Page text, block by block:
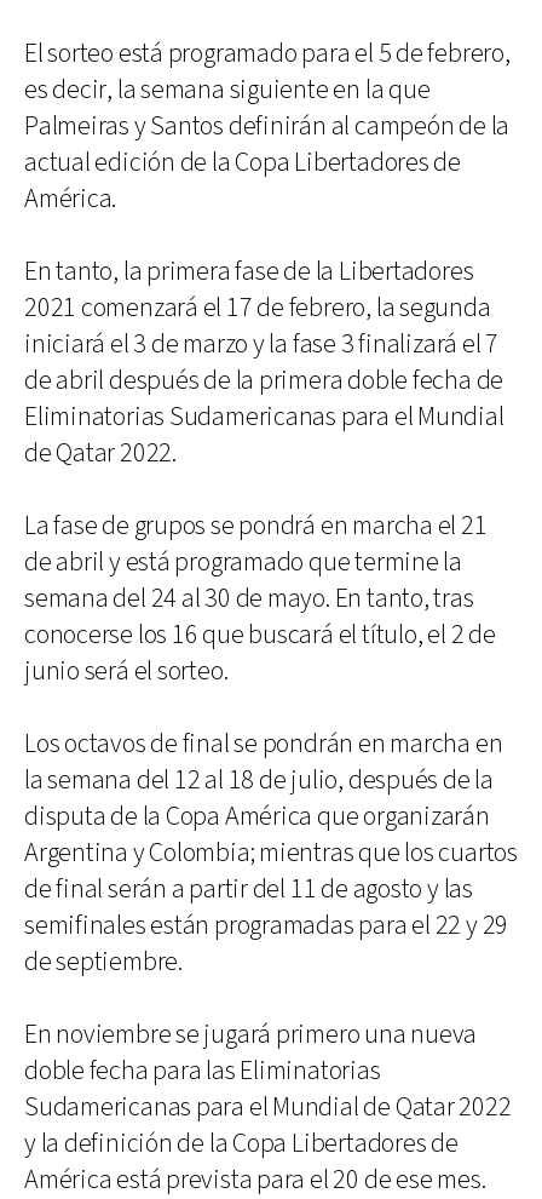
El sorteo está programado para el 5 de febrero,
es decir, la semana siguiente en la que
Palmeiras y Santos definirán al campeón de la
actual edición de la Copa Libertadores de
América.
En tanto, la primera fase de la Libertadores
2021 comenzará el 17 de febrero, la segunda
iniciará el 3 de marzo y la fase 3 finalizará el 7
de abril después de la primera doble fecha de
Eliminatorias Sudamericanas para el Mundial
de Qatar 2022.
La fase de grupos se pondrá en marcha el 21
de abril y está programado que termine la
semana del 24 al 30 de mayo. En tanto, tras
conocerse los 16 que buscará el título, el 2 de
junio será el sorteo.
Los octavos de final se pondrán en marcha en
la semana del 12 al 18 de julio, después de la
disputa de la Copa América que organizarán
Argentina y Colombia; mientras que los cuartos
de final serán a partir del 11 de agosto y las
semifinales están programadas para el 22 y 29
de septiembre.
En noviembre se jugará primero una nueva
doble fecha para las Eliminatorias
Sudamericanas para el Mundial de Qatar 2022
y la definición de la Copa Libertadores de
América está prevista para el 20 de ese mes.